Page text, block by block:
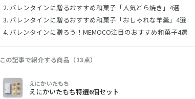
バレンタインに贈るおすすめ和菓子「人気どら焼き」4選
バレンタインに贈るおすすめ和菓子「おしゃれな羊羹」4選
バレンタインに贈ろう！MEMOCO注目のおすすめ和菓子4選
この記事で紹介する商品（13点）
画
像
商
品
購
入
えにかいたもち
えにかいたもち特選6個セット